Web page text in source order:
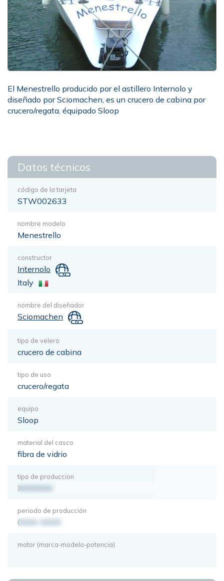
El Menestrello producido por el astillero Internolo y
diseñado por Sciomachen, es un crucero de cabina por
crucero/regata, équipado Sloop
Datos técnicos
código de la tarjeta
STW002633
nombre modelo
Menestrello
constructor
Internolo
Italy
nombre del diseñador
Sciomachen
tipo de velero
crucero de cabina
tipo de uso
crucero/regata
equipo
Sloop
material del casco
fibra de vidrio
tipo de produccion
XXXXXXX
periodo de producción
0000-0000
motor (marca-modelo-potencia)